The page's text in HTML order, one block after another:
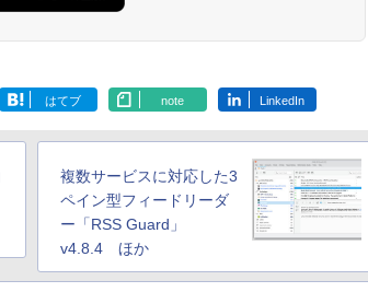
はてブ note LinkedIn
複数サービスに対応した3
ペイン型フィードリーダ
ー「RSS Guard」
v4.8.4 ほか